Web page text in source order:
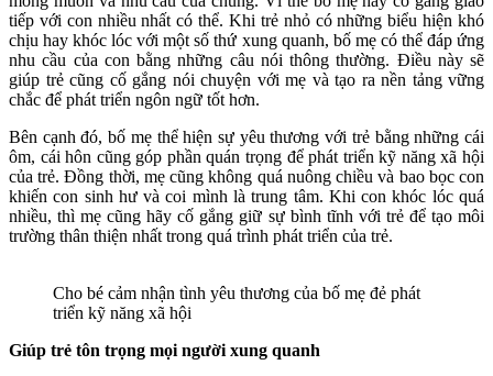
tiếp với con nhiều nhất có thể. Khi trẻ nhỏ có những biểu hiện khó
chịu hay khóc lóc với một số thứ xung quanh, bố mẹ có thể đáp ứng
nhu cầu của con bằng những câu nói thông thường. Điều này sẽ
giúp trẻ cũng cố gắng nói chuyện với mẹ và tạo ra nền tảng vững
chắc để phát triển ngôn ngữ tốt hơn.
Bên cạnh đó, bố mẹ thể hiện sự yêu thương với trẻ bằng những cái
ôm, cái hôn cũng góp phần quán trọng để phát triển kỹ năng xã hội
của trẻ. Đồng thời, mẹ cũng không quá nuông chiều và bao bọc con
khiến con sinh hư và coi mình là trung tâm. Khi con khóc lóc quá
nhiều, thì mẹ cũng hãy cố gắng giữ sự bình tĩnh với trẻ để tạo môi
trường thân thiện nhất trong quá trình phát triển của trẻ.
Cho bé cảm nhận tình yêu thương của bố mẹ đẻ phát
triển kỹ năng xã hội
Giúp trẻ tôn trọng mọi người xung quanh